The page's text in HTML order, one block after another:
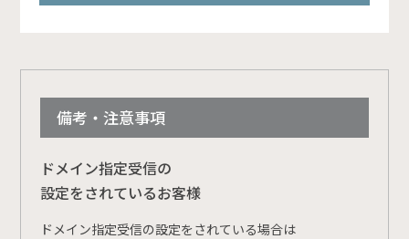
備考・注意事項
ドメイン指定受信の
設定をされているお客様
ドメイン指定受信の設定をされている場合は